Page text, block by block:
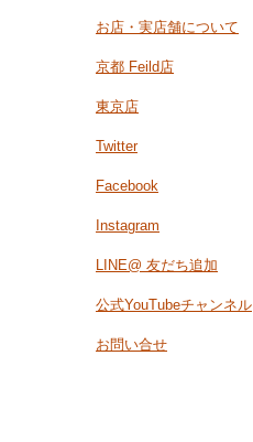
お店・実店舗について
京都 Feild店
東京店
Twitter
Facebook
Instagram
LINE@ 友だち追加
公式YouTubeチャンネル
お問い合せ